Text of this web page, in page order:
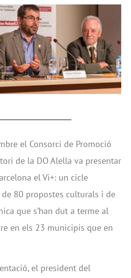
el Consorci de Promoció
de la DO Alella va presentar
el Vi+: un cicle
de 80 propostes culturals i de
que s’han dut a terme al
en els 23 municipis que en
el president del